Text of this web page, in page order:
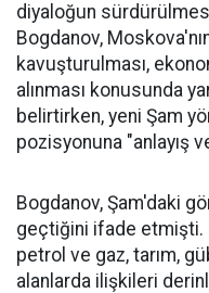
diyaloğun
Bogdanov,
kavuşturulması,
alınması konusunda
belirtirken, yeni Şam
pozisyonuna "anlayış
Bogdanov, Şam'daki
geçtiğini ifade etmişti.
petrol ve gaz, tarım,
alanlarda ilişkileri